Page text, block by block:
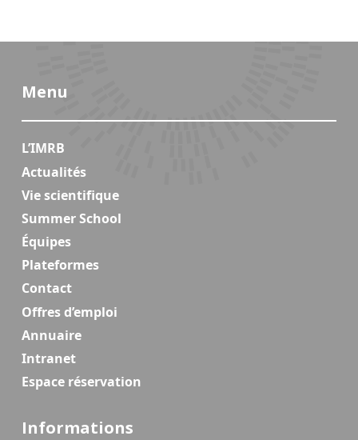
Menu
L’IMRB
Actualités
Vie scientifique
Summer School
Équipes
Plateformes
Contact
Offres d’emploi
Annuaire
Intranet
Espace réservation
Informations